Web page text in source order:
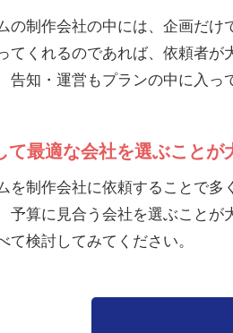
の制作会社の中には、企画だ
てくれるのであれば、依頼者
告知・運営もプランの中に入っ
て最適な会社を選ぶことが
を制作会社に依頼することで多
予算に見合う会社を選ぶこと
て検討してみてください。